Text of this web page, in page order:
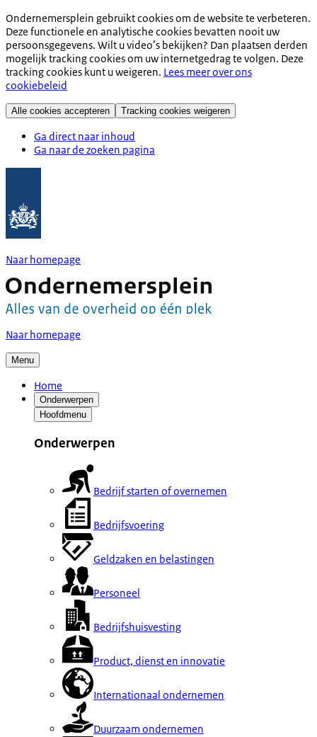
Ondernemersplein gebruikt cookies om de website te verbeteren.
Deze functionele en analytische cookies bevatten nooit uw
persoonsgegevens. Wilt u video’s bekijken? Dan plaatsen derden
mogelijk tracking cookies om uw internetgedrag te volgen. Deze
tracking cookies kunt u weigeren. Lees meer over ons
cookiebeleid
Alle cookies accepteren Tracking cookies weigeren
Ga direct naar inhoud
Ga naar de zoeken pagina
Naar homepage
Naar homepage
Menu
Home
Onderwerpen
Hoofdmenu
Onderwerpen
Bedrijf starten of overnemen
Bedrijfsvoering
Geldzaken en belastingen
Personeel
Bedrijfshuisvesting
Product, dienst en innovatie
Internationaal ondernemen
Duurzaam ondernemen